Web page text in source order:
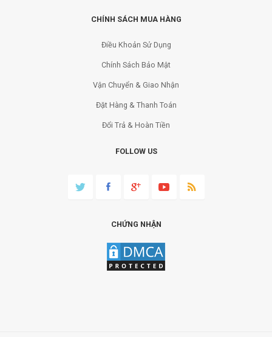
CHÍNH SÁCH MUA HÀNG
Điều Khoản Sử Dụng
Chính Sách Bảo Mật
Vận Chuyển & Giao Nhận
Đặt Hàng & Thanh Toán
Đổi Trả & Hoàn Tiền
FOLLOW US
CHỨNG NHẬN